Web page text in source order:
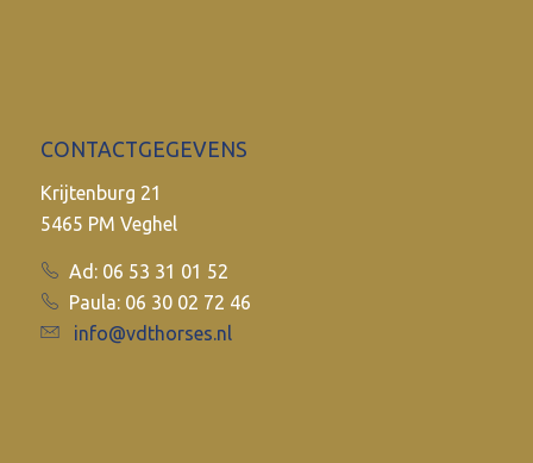
CONTACTGEGEVENS
Krijtenburg 21
5465 PM Veghel
Ad: 06 53 31 01 52
Paula: 06 30 02 72 46
info@vdthorses.nl